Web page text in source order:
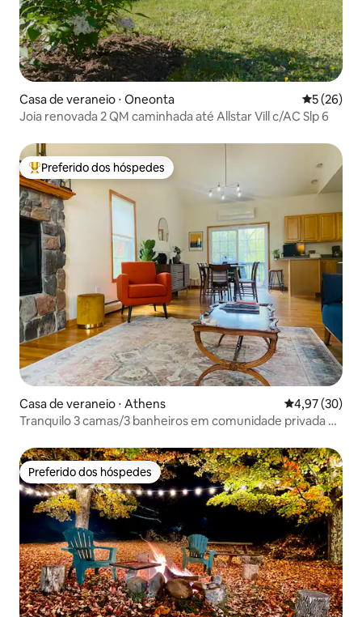
Casa de veraneio ⋅ Oneonta 5 de uma
5 (26)
Joia renovada 2 QM caminhada até Allstar Vill c/AC Slp 6
Entre os melhores preferidos dos hóspedes
Preferido dos hóspedes
Casa de veraneio ⋅ Athens 4,97 de uma
4,97 (30)
Tranquilo 3 camas/3 banheiros em comunidade privada no
Preferido dos hóspedes
Preferido dos hóspedes